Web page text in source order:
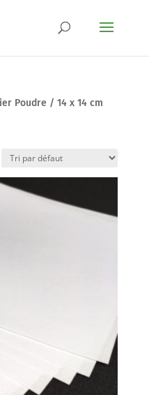
Poudre / 14 x 14 cm